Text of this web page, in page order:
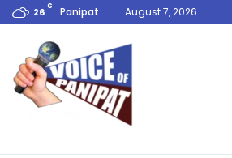
26 C Panipat August 7, 2026